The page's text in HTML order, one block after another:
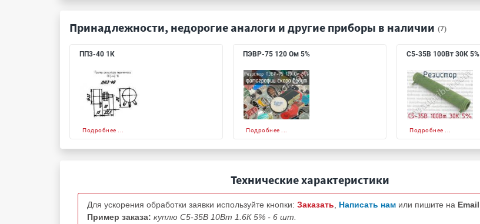
Принадлежности, недорогие аналоги и другие приборы в наличии (7)
ПП3-40 1К
Подробнее ...
ПЭВР-75 120 Ом 5%
Подробнее ...
С5-35В 100Вт 30К 5%
Подробнее ...
Технические характеристики
Для ускорения обработки заявки используйте кнопки: Заказать Написать нам или пишите на Email
Пример заказа: куплю С5-35В 10Вт 1.6К 5% - 6 шт.